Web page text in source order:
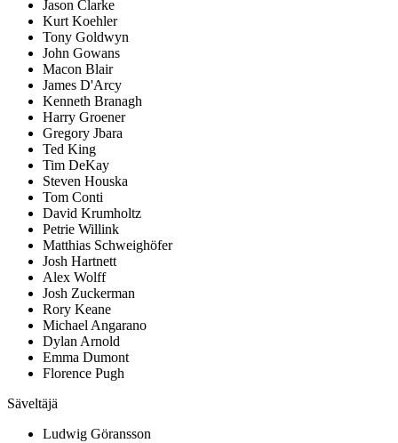
Jason Clarke
Kurt Koehler
Tony Goldwyn
John Gowans
Macon Blair
James D'Arcy
Kenneth Branagh
Harry Groener
Gregory Jbara
Ted King
Tim DeKay
Steven Houska
Tom Conti
David Krumholtz
Petrie Willink
Matthias Schweighöfer
Josh Hartnett
Alex Wolff
Josh Zuckerman
Rory Keane
Michael Angarano
Dylan Arnold
Emma Dumont
Florence Pugh
Säveltäjä
Ludwig Göransson